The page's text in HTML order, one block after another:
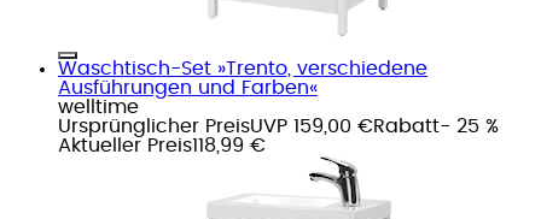
Waschtisch-Set »Trento, verschiedene
Ausführungen und Farben«
welltime
Ursprünglicher PreisUVP 159,00 €Rabatt- 25 %
Aktueller Preis118,99 €